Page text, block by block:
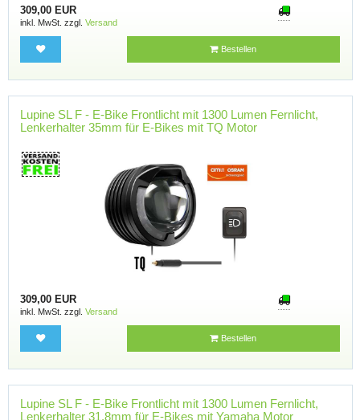
309,00 EUR
inkl. MwSt. zzgl. Versand
Bestellen
Lupine SL F - E-Bike Frontlicht mit 1300 Lumen Fernlicht,
Lenkerhalter 35mm für E-Bikes mit TQ Motor
309,00 EUR
inkl. MwSt. zzgl. Versand
Bestellen
Lupine SL F - E-Bike Frontlicht mit 1300 Lumen Fernlicht,
Lenkerhalter 31.8mm für E-Bikes mit Yamaha Motor